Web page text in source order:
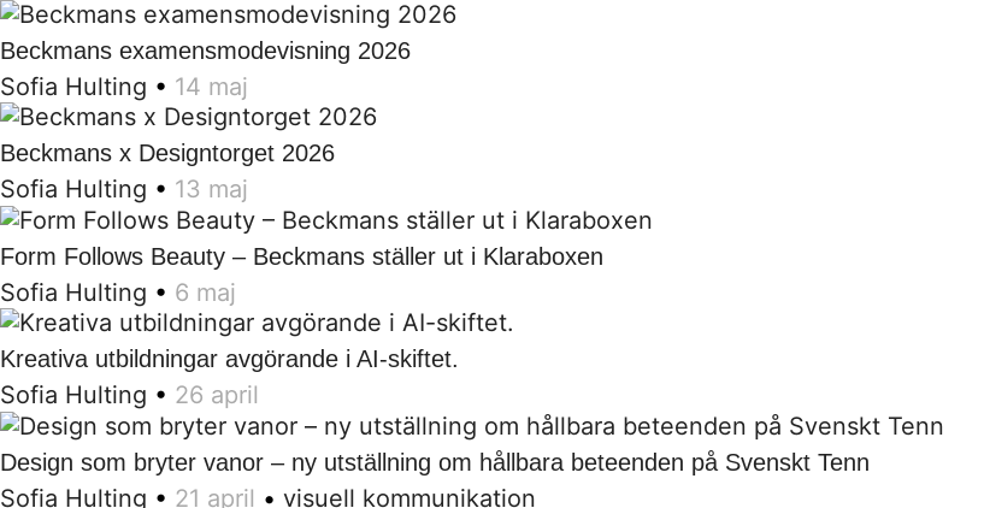
Beckmans examensmodevisning 2026
Sofia Hulting • 14 maj
Beckmans x Designtorget 2026
Sofia Hulting • 13 maj
Form Follows Beauty – Beckmans ställer ut i Klaraboxen
Sofia Hulting • 6 maj
Kreativa utbildningar avgörande i AI-skiftet.
Sofia Hulting • 26 april
Design som bryter vanor – ny utställning om hållbara beteenden på Svenskt Tenn
Sofia Hulting • 21 april • visuell kommunikation